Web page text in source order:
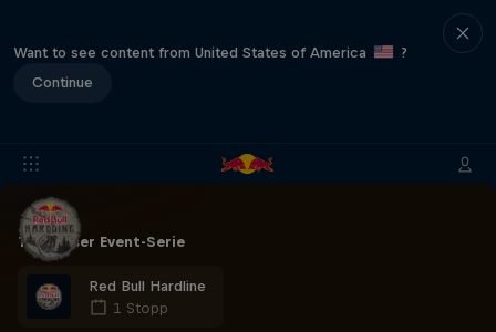
Want to see content from United States of America
?
Continue
Teil dieser Event-Serie
Red Bull Hardline
1 Stopp